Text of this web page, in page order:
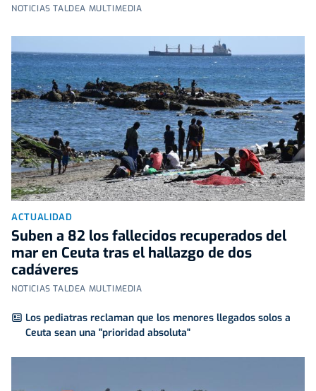
NOTICIAS TALDEA MULTIMEDIA
ACTUALIDAD
Suben a 82 los fallecidos recuperados del
mar en Ceuta tras el hallazgo de dos
cadáveres
NOTICIAS TALDEA MULTIMEDIA
Los pediatras reclaman que los menores llegados solos a
Ceuta sean una "prioridad absoluta"